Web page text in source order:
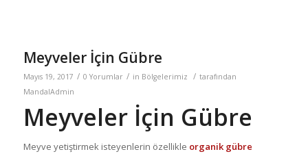
Meyveler İçin Gübre
Mayıs 19, 2017 / 0 Yorumlar / in Bölgelerimiz / tarafından
MandalAdmin
Meyveler İçin Gübre
Meyve yetiştirmek isteyenlerin özellikle organik gübre